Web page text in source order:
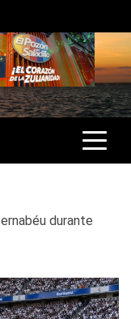
Y
durante